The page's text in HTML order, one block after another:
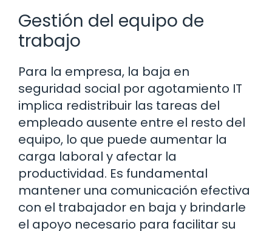
Gestión del equipo de
trabajo
Para la empresa, la baja en
seguridad social por agotamiento IT
implica redistribuir las tareas del
empleado ausente entre el resto del
equipo, lo que puede aumentar la
carga laboral y afectar la
productividad. Es fundamental
mantener una comunicación efectiva
con el trabajador en baja y brindarle
el apoyo necesario para facilitar su